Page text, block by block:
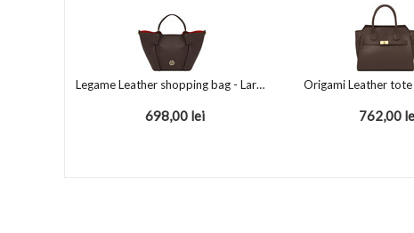
Legame Leather shopping bag - Large size Chocolate
698,00 lei
Origami Leather
762,00